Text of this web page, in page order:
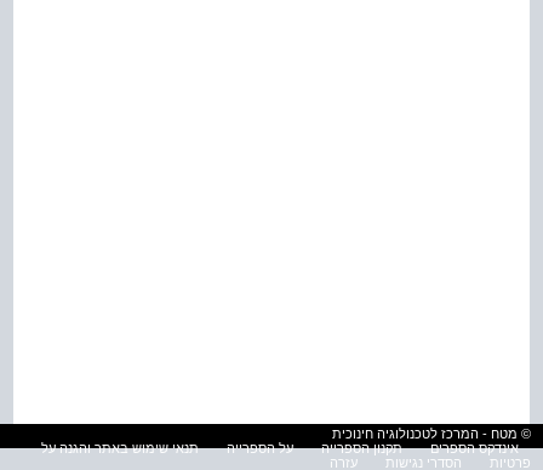
© מטח - המרכז לטכנולוגיה חינוכית
אינדקס הספרים
תקנון הספרייה על הספרייה
תנאי שימוש באתר והגנה על
פרטיות
הסדרי נגישות עזרה